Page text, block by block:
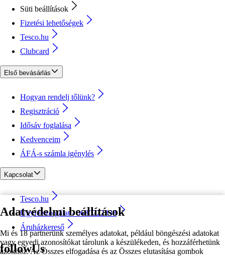
Adatvédelmi beállítások
Mi és 18 partnerünk személyes adatokat, például böngészési adatokat
vagy egyedi azonosítókat tárolunk a készülékeden, és hozzáférhetünk
azokhoz. Az Összes elfogadása és az Összes elutasítása gombok
Süti beállítások
Fizetési lehetőségek
Tesco.hu
Clubcard
Első bevásárlás
Hogyan rendelj tőlünk?
Regisztráció
Idősáv foglalása
Kedvenceim
ÁFÁ-s számla igénylés
Kapcsolat
Tesco.hu
Ügyfélszolgálat - 0680222333
Áruházkereső
followUs